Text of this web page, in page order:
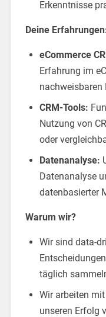
Erkenntnisse
Deine
eCommerce
Erfahrung im
nachweisbaren
CRM-Tools:
Nutzung von
oder
Datenanalyse:
Datenanalyse
datenbasierter
Warum wir?
Wir sind data-
täglich
Wir arbeiten
unseren Erfolg